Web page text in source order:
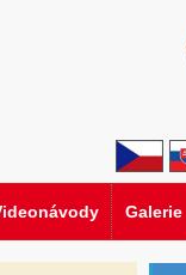
Galerie